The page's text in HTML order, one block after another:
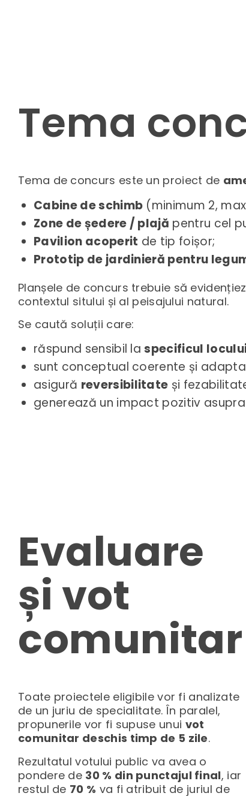
Tema
Tema de concurs este un proiect de
Cabine de schimb (minimum 2,
Zone de ședere / plajă pentru cel
Pavilion acoperit de tip foișor;
Prototip de jardinieră pentru
Planșele de concurs trebuie să
contextul sitului și al peisajului natural.
Se caută soluții care:
răspund sensibil laspecificul
sunt conceptual coerente și
asigură reversibilitate și
generează un impact pozitiv
Evaluare
și vot
comunitar
Toate proiectele eligibile vor fi analizate
de un juriu de specialitate. În paralel,
propunerile vor fi supuse unui vot
comunitar deschis timp de 5 zile.
Rezultatul votului public va avea o
pondere de 30 % din punctajul final, iar
restul de 70 % va fi atribuit de juriul de